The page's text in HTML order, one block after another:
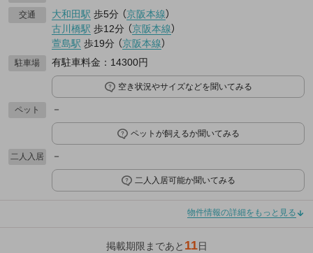
交通 大和田駅 歩5分 （京阪本線）
古川橋駅 歩12分 （京阪本線）
萱島駅 歩19分 （京阪本線）
駐車場 有駐車料金：14300円
空き状況やサイズなどを聞いてみる
ペット －
ペットが飼えるか聞いてみる
二人入居 －
二人入居可能か聞いてみる
物件情報の詳細をもっと見る
掲載期限まであと 11日